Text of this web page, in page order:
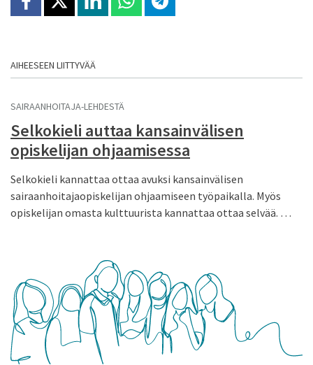
Jaa Facebookissa
Jaa X:ssäJaa Linkedinissä
Jaa Whatsappissa
Jaa Telegramissa
AIHEESEEN LIITTYVÄÄ
SAIRAANHOITAJA-LEHDESTÄ
Selkokieli auttaa kansainvälisen
opiskelijan ohjaamisessa
Selkokieli kannattaa ottaa avuksi kansainvälisen
sairaanhoitaja­opiskelijan ohjaamiseen työpaikalla. Myös
opiskelijan omasta kulttuurista kannattaa ottaa selvää. …